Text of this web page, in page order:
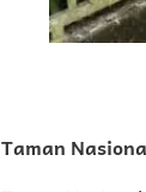
Taman